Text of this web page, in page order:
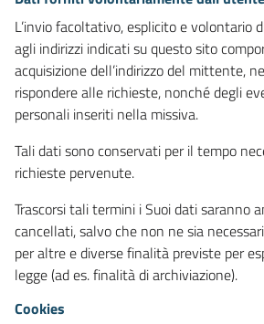
L’invio facoltativo, esplicito e volontario
agli indirizzi indicati su questo sito
acquisizione dell’indirizzo del mittente,
rispondere alle richieste, nonché degli
personali inseriti nella missiva.
Tali dati sono conservati per il tempo
richieste pervenute.
Trascorsi tali termini i Suoi dati saranno
cancellati, salvo che non ne sia
per altre e diverse finalità previste per
legge (ad es. finalità di archiviazione).
Cookies